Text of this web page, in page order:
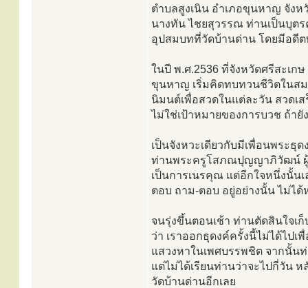
ตำบลสูงเนิน อำเภอขุนหาญ จัง
นางทัน ไชยสุวรรณ ท่านเป็นบุต
อุปสมบทที่วัดบ้านด่าน โดยมีอดี
ในปี พ.ศ.2536 ที่จังหวัดศรีสะเก
ขุนหาญ เริ่มคิดทบทวนชีวิตในสม
นิมนต์เพื่อสวดในแต่ละวัน สวดเ
ไม่ใช่เป้าหมายของการบวช ถ้ายั
เป็นจังหวะเดียวกับมีเพื่อนพระธุ
ท่านพระครูโสภณปุญญาภิวัฒน์ ผู้เ
เป็นการเนรคุณ แต่อีกใจหนึ่งนั้น
ตอบ ถาม-ตอบ อยู่อย่างนั้น ไม่ไ
จนรุ่งขึ้นตอนเช้า ท่านตัดสินใจเ
ว่า เราออกธุดงค์ครั้งนี้ไม่ได้ไปเ
แสวงหาในเพศบรรพชิต จากนั้
แต่ไม่ได้เรียนท่านว่าจะไปกี่วัน
วัดบ้านด่านอีกเลย